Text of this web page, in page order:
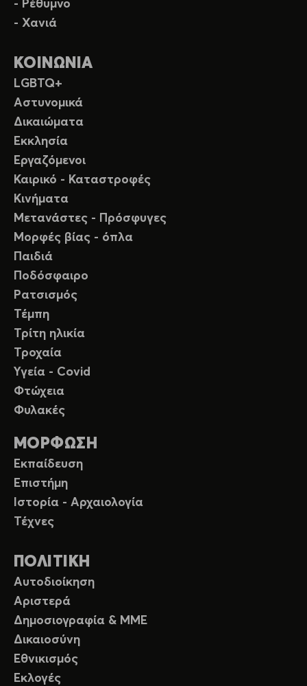
- Ρέθυμνο
- Χανιά
ΚΟΙΝΩΝΙΑ
LGBTQ+
Αστυνομικά
Δικαιώματα
Εκκλησία
Εργαζόμενοι
Καιρικό - Καταστροφές
Κινήματα
Μετανάστες - Πρόσφυγες
Μορφές βίας - όπλα
Παιδιά
Ποδόσφαιρο
Ρατσισμός
Τέμπη
Τρίτη ηλικία
Τροχαία
Υγεία - Covid
Φτώχεια
Φυλακές
ΜΟΡΦΩΣΗ
Εκπαίδευση
Επιστήμη
Ιστορία - Αρχαιολογία
Τέχνες
ΠΟΛΙΤΙΚΗ
Αυτοδιοίκηση
Αριστερά
Δημοσιογραφία & ΜΜΕ
Δικαιοσύνη
Εθνικισμός
Εκλογές